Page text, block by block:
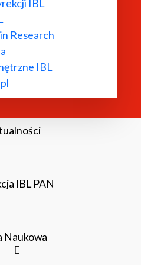
IBL
Research
IBL
IBL PAN
Naukowa